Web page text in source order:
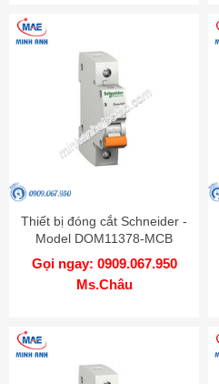
Thiết bị đóng cắt Schneider -
Model DOM11378-MCB
Gọi ngay: 0909.067.950
Ms.Châu